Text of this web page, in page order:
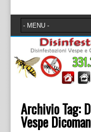
Archivio Tag:
Vespe